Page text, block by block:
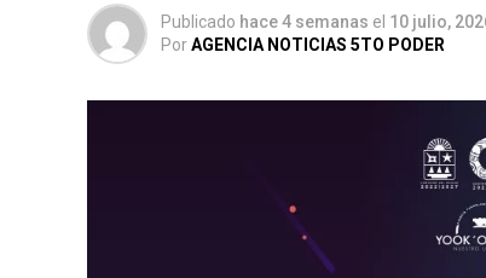
Publicado hace 4 semanas el 10 julio,
PorAGENCIA NOTICIAS 5TO PODER